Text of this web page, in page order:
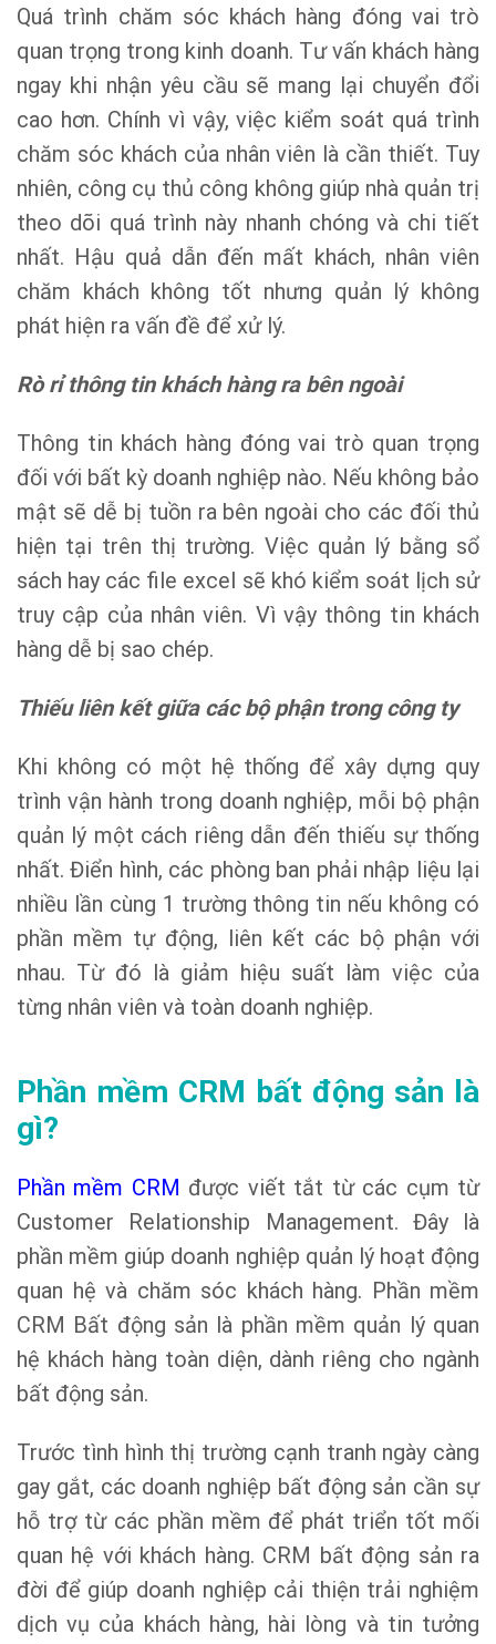
Quá trình chăm sóc khách hàng đóng vai trò
quan trọng trong kinh doanh. Tư vấn khách hàng
ngay khi nhận yêu cầu sẽ mang lại chuyển đổi
cao hơn. Chính vì vậy, việc kiểm soát quá trình
chăm sóc khách của nhân viên là cần thiết. Tuy
nhiên, công cụ thủ công không giúp nhà quản trị
theo dõi quá trình này nhanh chóng và chi tiết
nhất. Hậu quả dẫn đến mất khách, nhân viên
chăm khách không tốt nhưng quản lý không
phát hiện ra vấn đề để xử lý.
Rò rỉ thông tin khách hàng ra bên ngoài
Thông tin khách hàng đóng vai trò quan trọng
đối với bất kỳ doanh nghiệp nào. Nếu không bảo
mật sẽ dễ bị tuồn ra bên ngoài cho các đối thủ
hiện tại trên thị trường. Việc quản lý bằng sổ
sách hay các file excel sẽ khó kiểm soát lịch sử
truy cập của nhân viên. Vì vậy thông tin khách
hàng dễ bị sao chép.
Thiếu liên kết giữa các bộ phận trong công ty
Khi không có một hệ thống để xây dựng quy
trình vận hành trong doanh nghiệp, mỗi bộ phận
quản lý một cách riêng dẫn đến thiếu sự thống
nhất. Điển hình, các phòng ban phải nhập liệu lại
nhiều lần cùng 1 trường thông tin nếu không có
phần mềm tự động, liên kết các bộ phận với
nhau. Từ đó là giảm hiệu suất làm việc của
từng nhân viên và toàn doanh nghiệp.
Phần mềm CRM bất động sản là
gì?
Phần mềm CRM được viết tắt từ các cụm từ
Customer Relationship Management. Đây là
phần mềm giúp doanh nghiệp quản lý hoạt động
quan hệ và chăm sóc khách hàng. Phần mềm
CRM Bất động sản là phần mềm quản lý quan
hệ khách hàng toàn diện, dành riêng cho ngành
bất động sản.
Trước tình hình thị trường cạnh tranh ngày càng
gay gắt, các doanh nghiệp bất động sản cần sự
hỗ trợ từ các phần mềm để phát triển tốt mối
quan hệ với khách hàng. CRM bất động sản ra
đời để giúp doanh nghiệp cải thiện trải nghiệm
dịch vụ của khách hàng, hài lòng và tin tưởng